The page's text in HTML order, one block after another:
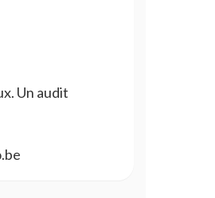
Un audit